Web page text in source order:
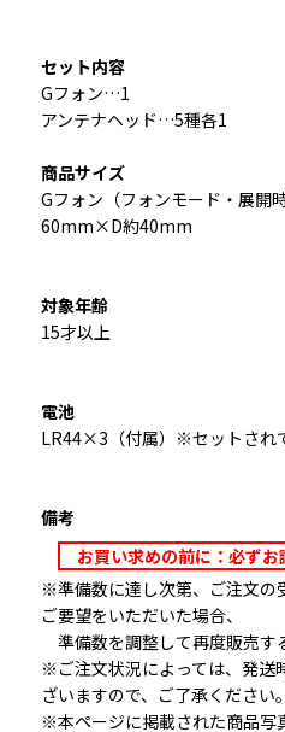
セット内容
Gフォン…1
アンテナヘッド…5種各1
商品サイズ
Gフォン（フォンモード・展
60mm×D約40mm
対象年齢
15才以上
電池
LR44×3（付属）※セットされ
備考
お買い求めの前に：必ず
※準備数に達し次第、ご注文の
ご要望をいただいた場合、
準備数を調整して再度販売す
※ご注文状況によっては、発送
ざいますので、ご了承ください。
※本ページに掲載された商品写